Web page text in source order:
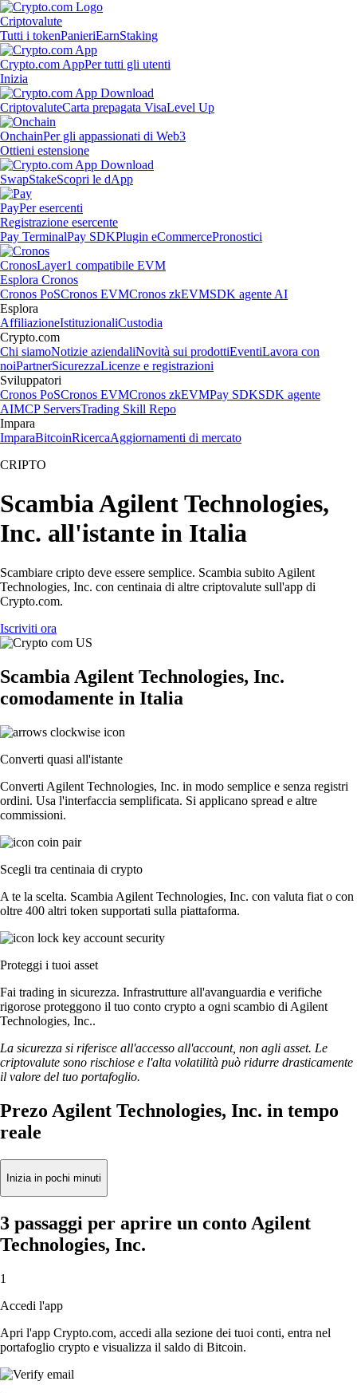
Criptovalute
Tutti i tokenPanieriEarnStaking
Crypto.com AppPer tutti gli utenti
Inizia
CriptovaluteCarta prepagata VisaLevel Up
OnchainPer gli appassionati di Web3
Ottieni estensione
SwapStakeScopri le dApp
PayPer esercenti
Registrazione esercente
Pay TerminalPay SDKPlugin eCommercePronostici
CronosLayer1 compatibile EVM
Esplora Cronos
Cronos PoSCronos EVMCronos zkEVMSDK agente AI
Esplora
AffiliazioneIstituzionaliCustodia
Crypto.com
Chi siamoNotizie aziendaliNovità sui prodottiEventiLavora con
noiPartnerSicurezzaLicenze e registrazioni
Sviluppatori
Cronos PoSCronos EVMCronos zkEVMPay SDKSDK agente
AIMCP ServersTrading Skill Repo
Impara
ImparaBitcoinRicercaAggiornamenti di mercato
CRIPTO
Scambia Agilent Technologies,
Inc. all'istante in Italia
Scambiare cripto deve essere semplice. Scambia subito Agilent
Technologies, Inc. con centinaia di altre criptovalute sull'app di
Crypto.com.
Iscriviti ora
Scambia Agilent Technologies, Inc.
comodamente in Italia
Converti quasi all'istante
Converti Agilent Technologies, Inc. in modo semplice e senza registri
ordini. Usa l'interfaccia semplificata. Si applicano spread e altre
commissioni.
Scegli tra centinaia di crypto
A te la scelta. Scambia Agilent Technologies, Inc. con valuta fiat o con
oltre 400 altri token supportati sulla piattaforma.
Proteggi i tuoi asset
Fai trading in sicurezza. Infrastrutture all'avanguardia e verifiche
rigorose proteggono il tuo conto crypto a ogni scambio di Agilent
Technologies, Inc..
La sicurezza si riferisce all'accesso all'account, non agli asset. Le
criptovalute sono rischiose e l'alta volatilità può ridurre drasticamente
il valore del tuo portafoglio.
Prezo Agilent Technologies, Inc. in tempo
reale
Inizia in pochi minuti
3 passaggi per aprire un conto Agilent
Technologies, Inc.
1
Accedi l'app
Apri l'app Crypto.com, accedi alla sezione dei tuoi conti, entra nel
portafoglio crypto e visualizza il saldo di Bitcoin.